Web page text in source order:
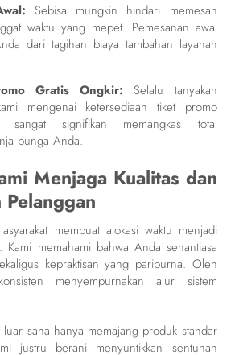
Sebisa mungkin hindari memesan
waktu yang mepet. Pemesanan awal
dari tagihan biaya tambahan layanan
Gratis Ongkir: Selalu tanyakan
mengenai ketersediaan tiket promo
sangat signifikan memangkas total
bunga Anda.
Menjaga Kualitas dan
membuat alokasi waktu menjadi
Kami memahami bahwa Anda senantiasa
kepraktisan yang paripurna. Oleh
menyempurnakan alur sistem
sana hanya memajang produk standar
justru berani menyuntikkan sentuhan